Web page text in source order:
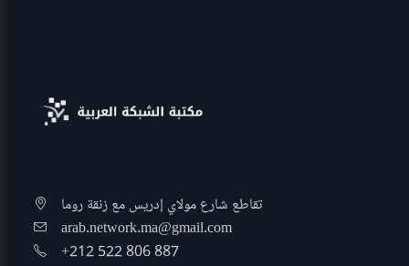
تقاطع شارع مولاي إدريس مع زنقة روما
arab.network.ma@gmail.com
+212 522 806 887